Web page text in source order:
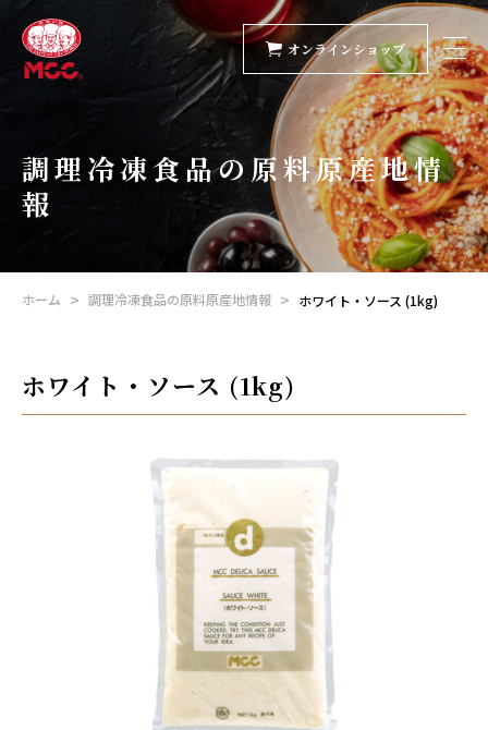
オンラインショップ
調理冷凍食品の原料原産地情
報
ホーム 調理冷凍食品の原料原産地情報 ホワイト・ソース (1kg)
ホワイト・ソース (1kg)